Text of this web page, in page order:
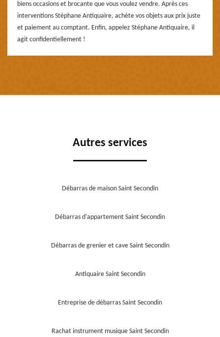
biens occasions et brocante que vous voulez vendre. Après ces
interventions Stéphane Antiquaire, achète vos objets aux prix juste
et paiement au comptant. Enfin, appelez Stéphane Antiquaire, il
agit confidentiellement !
Autres services
Débarras de maison Saint Secondin
Débarras d'appartement Saint Secondin
Débarras de grenier et cave Saint Secondin
Antiquaire Saint Secondin
Entreprise de débarras Saint Secondin
Rachat instrument musique Saint Secondin